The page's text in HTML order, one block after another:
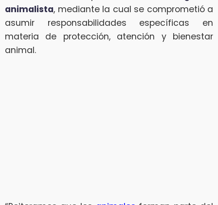
animalista, mediante la cual se comprometió a
asumir responsabilidades específicas en
materia de protección, atención y bienestar
animal.